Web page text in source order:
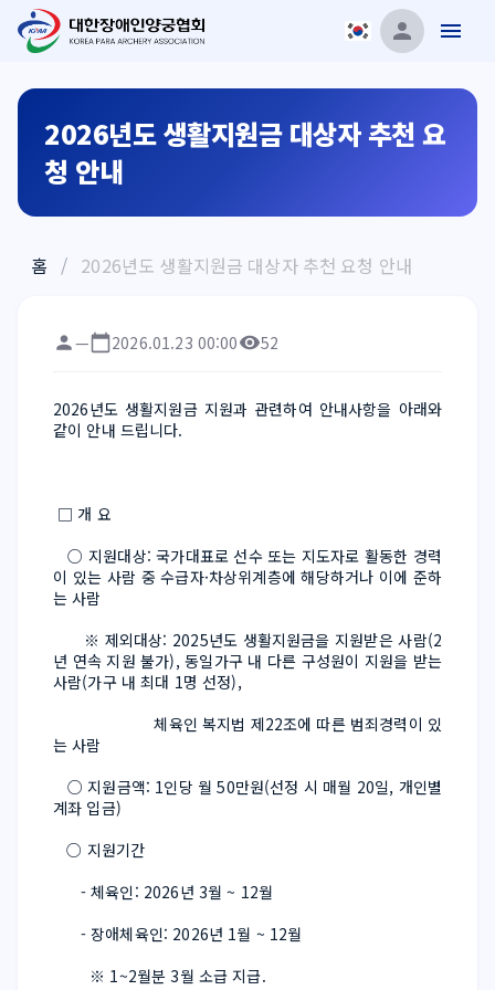
2026년도 생활지원금 대상자 추천 요
청 안내
홈 / 2026년도 생활지원금 대상자 추천 요청 안내
— 2026.01.23 00:00 52
2026년도 생활지원금 지원과 관련하여 안내사항을 아래와
같이 안내 드립니다.
□ 개 요
○ 지원대상: 국가대표로 선수 또는 지도자로 활동한 경력
이 있는 사람 중 수급자·차상위계층에 해당하거나 이에 준하
는 사람
※ 제외대상: 2025년도 생활지원금을 지원받은 사람(2
년 연속 지원 불가), 동일가구 내 다른 구성원이 지원을 받는
사람(가구 내 최대 1명 선정),
체육인 복지법 제22조에 따른 범죄경력이 있
는 사람
○ 지원금액: 1인당 월 50만원(선정 시 매월 20일, 개인별
계좌 입금)
○ 지원기간
- 체육인: 2026년 3월 ~ 12월
- 장애체육인: 2026년 1월 ~ 12월
※ 1~2월분 3월 소급 지급.